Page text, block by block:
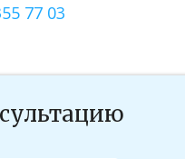
77 03